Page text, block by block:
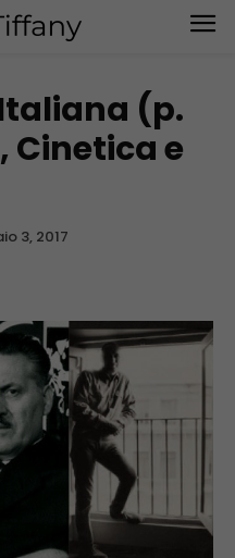
(p.
Cinetica e
3, 2017